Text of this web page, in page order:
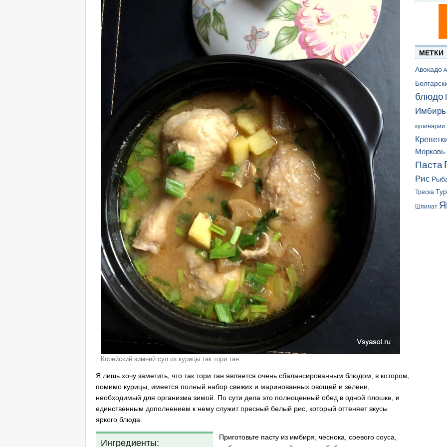
Корейский зимний суп из курицы так тори тан
Я лишь хочу заметить, что так тори тан является очень сбалансированным блюдом, в котором,
помимо курицы, имеется полный набор свежих и маринованных овощей и зелени,
необходимый для организма зимой. По сути дела это полноценный обед в одной плошке, и
единственным дополнением к нему служит пресный белый рис, который оттеняет вкусы
яркого блюда.
Ингредиенты:
Приготовьте пасту из имбиря, чеснока, соевого соуса,
МЕТКИ
Авокадо
блюдо
Имбирь
кулинарии
Морковь
Паста
Рис
Треска
Шпинат